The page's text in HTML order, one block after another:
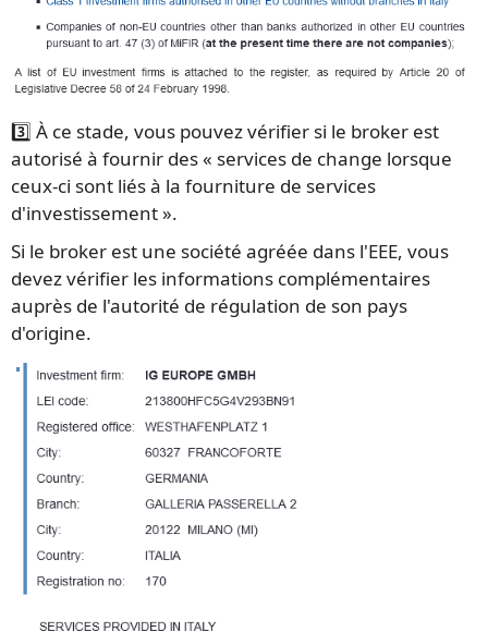
3️⃣ À ce stade, vous pouvez vérifier si le broker est
autorisé à fournir des « services de change lorsque
ceux-ci sont liés à la fourniture de services
d'investissement ».
Si le broker est une société agréée dans l'EEE, vous
devez vérifier les informations complémentaires
auprès de l'autorité de régulation de son pays
d'origine.